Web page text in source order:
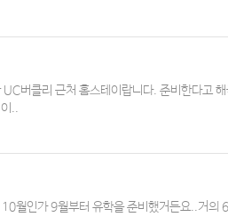
버클리 근처 홈스테이랍니다. 준비한다고
..
월인가 9월부터 유학을 준비했거든요..거의